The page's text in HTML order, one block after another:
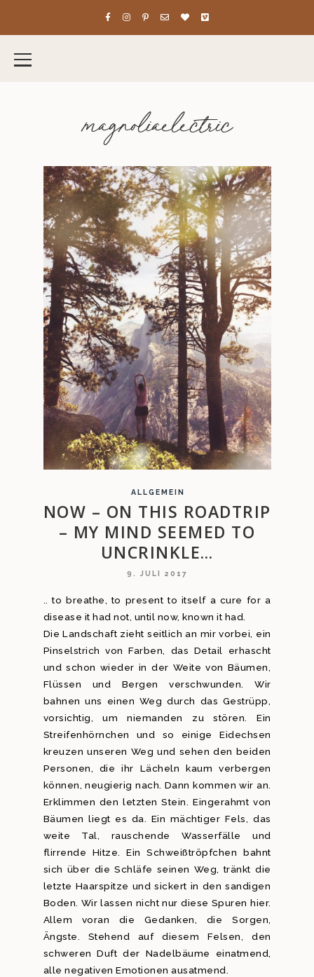
magnoliaelectric
ALLGEMEIN
NOW – ON THIS ROADTRIP
– MY MIND SEEMED TO
UNCRINKLE…
9. JULI 2017
.. to breathe, to present to itself a cure for a
disease it had not, until now, known it had.
Die Landschaft zieht seitlich an mir vorbei, ein
Pinselstrich von Farben, das Detail erhascht
und schon wieder in der Weite von Bäumen,
Flüssen und Bergen verschwunden. Wir
bahnen uns einen Weg durch das Gestrüpp,
vorsichtig, um niemanden zu stören. Ein
Streifenhörnchen und so einige Eidechsen
kreuzen unseren Weg und sehen den beiden
Personen, die ihr Lächeln kaum verbergen
können, neugierig nach. Dann kommen wir an.
Erklimmen den letzten Stein. Eingerahmt von
Bäumen liegt es da. Ein mächtiger Fels, das
weite Tal, rauschende Wasserfälle und
flirrende Hitze. Ein Schweißtröpfchen bahnt
sich über die Schläfe seinen Weg, tränkt die
letzte Haarspitze und sickert in den sandigen
Boden. Wir lassen nicht nur diese Spuren hier.
Allem voran die Gedanken, die Sorgen,
Ängste. Stehend auf diesem Felsen, den
schweren Duft der Nadelbäume einatmend,
alle negativen Emotionen ausatmend.